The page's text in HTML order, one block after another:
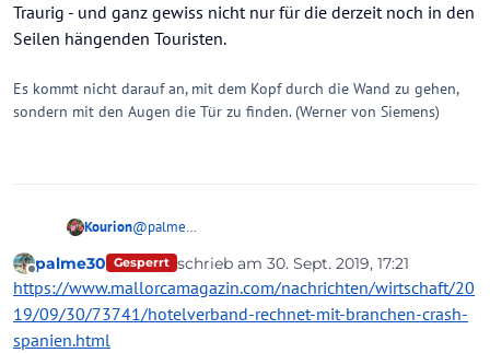
Traurig - und ganz gewiss nicht nur für die derzeit noch in den
Seilen hängenden Touristen.
Es kommt nicht darauf an, mit dem Kopf durch die Wand zu gehen,
sondern mit den Augen die Tür zu finden. (Werner von Siemens)
Kourion@palme
Insolvenz schlägt schon sehr hohe Wellen...
Hab neulich auch ein Interview mit griechischen
Hoteliers gesehen...
Offline
palme30 Gesperrt schrieb am 30. Sept. 2019, 17:21
zuletzt editiert von
https://www.mallorcamagazin.com/nachrichten/wirtschaft/20
19/09/30/73741/hotelverband-rechnet-mit-branchen-crash-
spanien.html